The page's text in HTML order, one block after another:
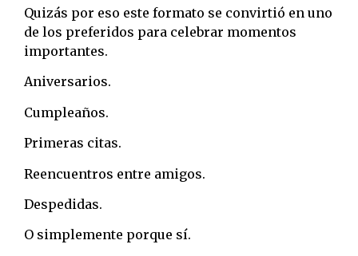
Quizás por eso este formato se convirtió en uno
de los preferidos para celebrar momentos
importantes.
Aniversarios.
Cumpleaños.
Primeras citas.
Reencuentros entre amigos.
Despedidas.
O simplemente porque sí.